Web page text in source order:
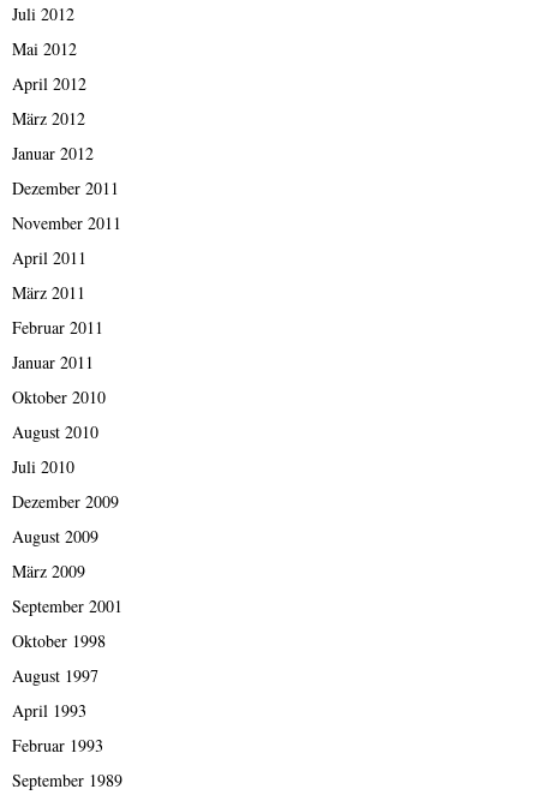
Juli 2012
Mai 2012
April 2012
März 2012
Januar 2012
Dezember 2011
November 2011
April 2011
März 2011
Februar 2011
Januar 2011
Oktober 2010
August 2010
Juli 2010
Dezember 2009
August 2009
März 2009
September 2001
Oktober 1998
August 1997
April 1993
Februar 1993
September 1989